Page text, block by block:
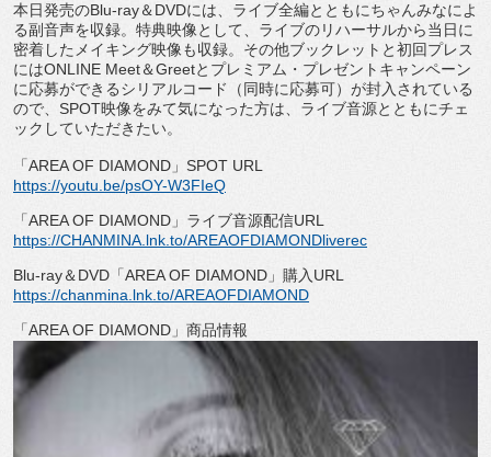
本日発売のBlu-ray＆ DVDには、 ライブ全編とともにちゃんみなによ
る副音声を収録。 特典映像として、 ライブのリハーサルから当日に
密着したメイキング映像も収録。 その他ブックレットと初回プレス
にはONLINE Meet＆Greetとプレミアム・ プレゼントキャンペーン
に応募ができるシリアルコード（同時に応募可）が封入されている
ので、 SPOT映像をみて気になった方は、ライブ音源とともにチェ
ックしていただきたい。
「AREA OF DIAMOND 」 SPOT URL
https://youtu.be/psOY-W3FIeQ
「AREA OF DIAMOND 」ライブ音源配信URL
https://CHANMINA.lnk.to/AREAOFDIAMONDliverec
Blu-ray＆ DVD 「AREA OF DIAMOND 」購入 URL
https://chanmina.lnk.to/AREAOFDIAMOND
「AREA OF DIAMOND 」商品情報